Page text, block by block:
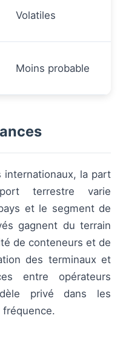
Volatiles
Moins probable
internationaux, la part
terrestre varie
et le segment de
gagnent du terrain
de conteneurs et de
des terminaux et
entre opérateurs
privé dans les